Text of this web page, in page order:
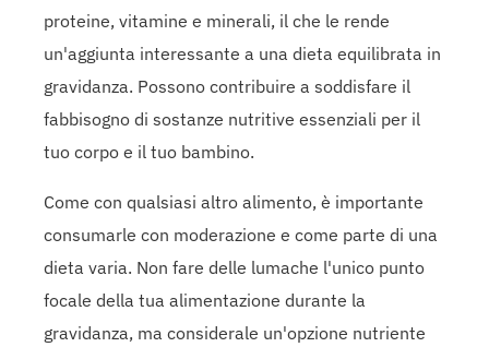
proteine, vitamine e minerali, il che le rende
un'aggiunta interessante a una dieta equilibrata in
gravidanza. Possono contribuire a soddisfare il
fabbisogno di sostanze nutritive essenziali per il
tuo corpo e il tuo bambino.
Come con qualsiasi altro alimento, è importante
consumarle con moderazione e come parte di una
dieta varia. Non fare delle lumache l'unico punto
focale della tua alimentazione durante la
gravidanza, ma considerale un'opzione nutriente